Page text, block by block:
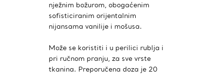
nježnim božurom, obogaćenim
sofisticiranim orijentalnim
nijansama vanilije i mošusa.
Može se koristiti i u perilici rublja i
pri ručnom pranju, za sve vrste
tkanina. Preporučena doza je 20